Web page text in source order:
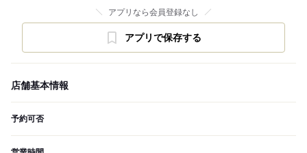
アプリなら会員登録なし
アプリで保存する
店舗基本情報
予約可否